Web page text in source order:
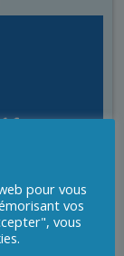
pour vous
vos
vous